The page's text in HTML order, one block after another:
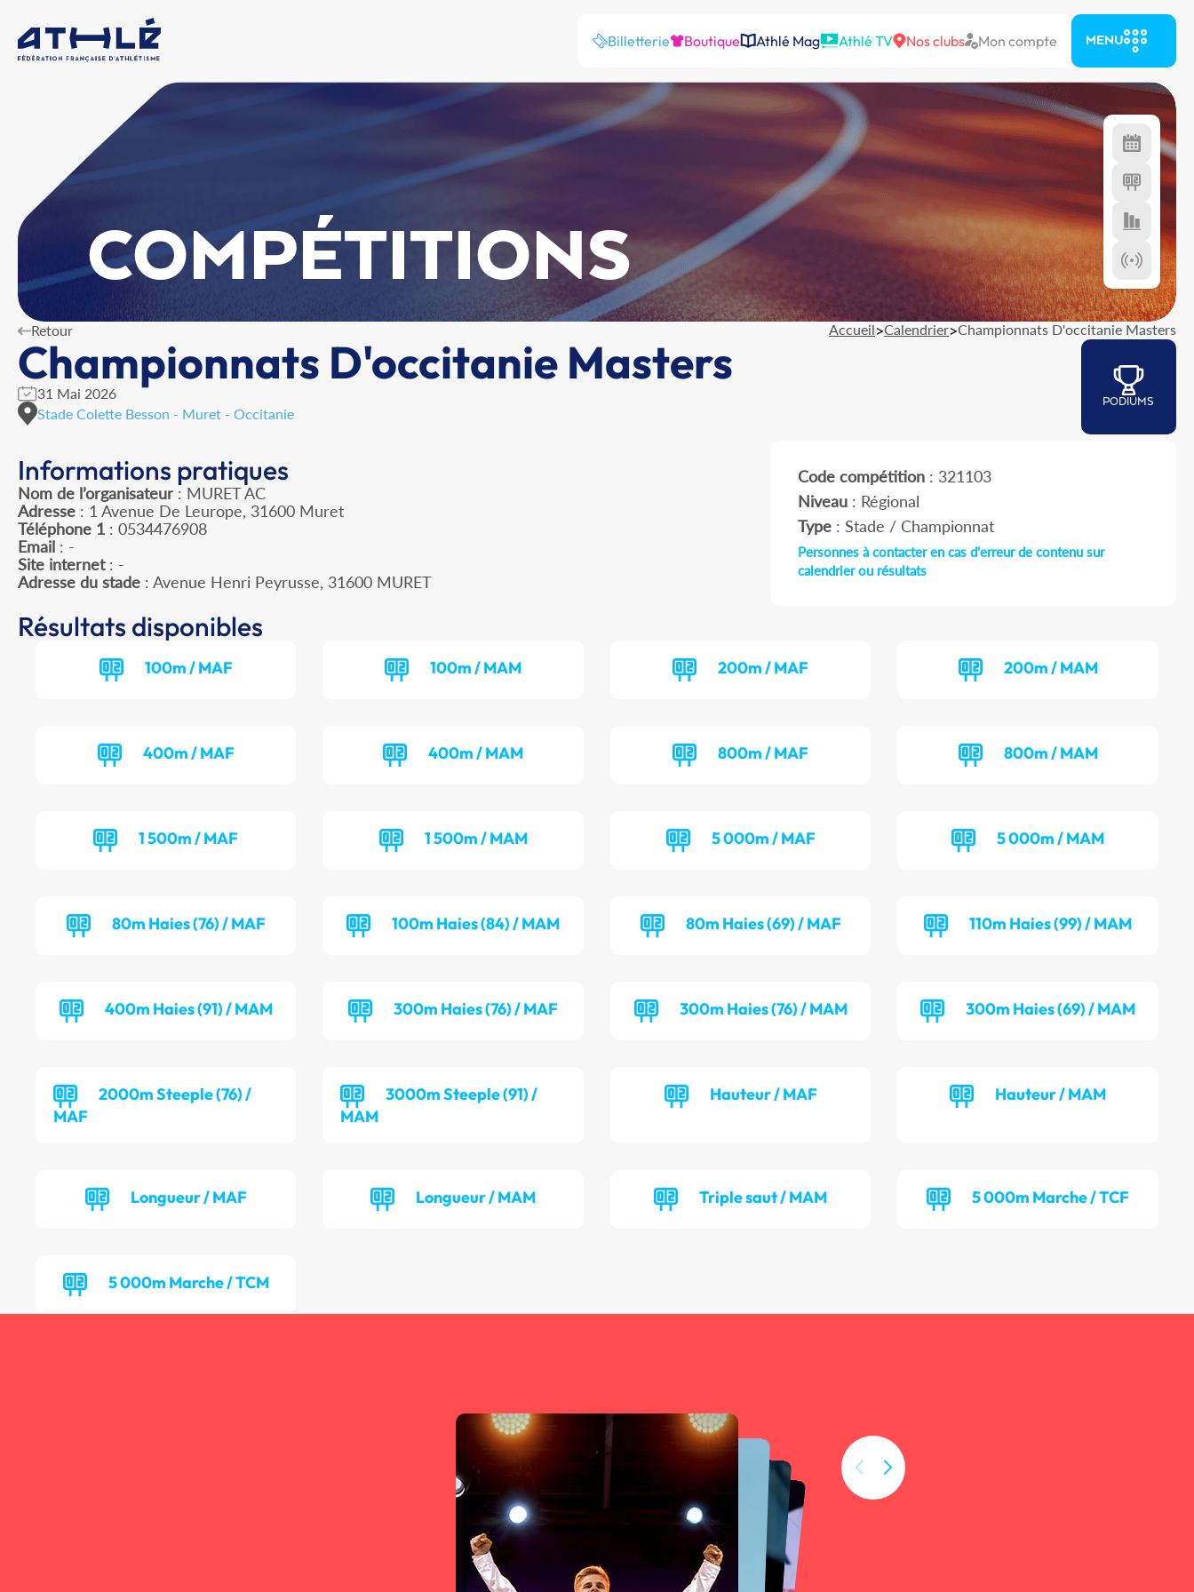
Billetterie Boutique Athlé Mag Athlé TV Nos clubs Mon compte MENU
COMPÉTITIONS
Retour Accueil>Calendrier>Championnats D'occitanie Masters
Championnats D'occitanie Masters
31 Mai 2026
Stade Colette Besson - Muret - Occitanie
PODIUMS
Informations pratiques
Nom de l’organisateur : MURET AC
Adresse : 1 Avenue De Leurope, 31600 Muret
Téléphone 1 : 0534476908
Email : -
Site internet: -
Adresse du stade : Avenue Henri Peyrusse, 31600 MURET
Code compétition: 321103
Niveau: Régional
Type: Stade / Championnat
Personnes à contacter en cas d'erreur de contenu sur
calendrier ou résultats
Résultats disponibles
100m / MAF 100m / MAM 200m / MAF 200m / MAM
400m / MAF 400m / MAM 800m / MAF 800m / MAM
1 500m / MAF 1 500m / MAM 5 000m / MAF 5 000m / MAM
80m Haies (76) / MAF 100m Haies (84) / MAM 80m Haies (69) / MAF 110m Haies (99) / MAM
400m Haies (91) / MAM 300m Haies (76) / MAF 300m Haies (76) / MAM 300m Haies (69) / MAM
2000m Steeple (76) /
MAF
3000m Steeple (91) /
MAM
Hauteur / MAF Hauteur / MAM
Longueur / MAF Longueur / MAM Triple saut / MAM 5 000m Marche / TCF
5 000m Marche / TCM